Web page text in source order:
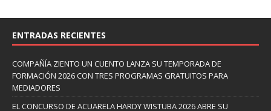
ENTRADAS RECIENTES
COMPAÑÍA ZIENTO UN CUENTO LANZA SU TEMPORADA DE
FORMACIÓN 2026 CON TRES PROGRAMAS GRATUITOS PARA
MEDIADORES
EL CONCURSO DE ACUARELA HARDY WISTUBA 2026 ABRE SU